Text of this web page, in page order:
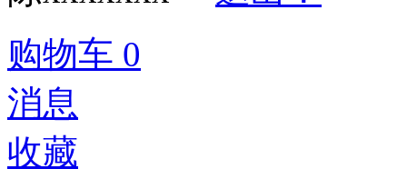
购物车 0
消息
收藏